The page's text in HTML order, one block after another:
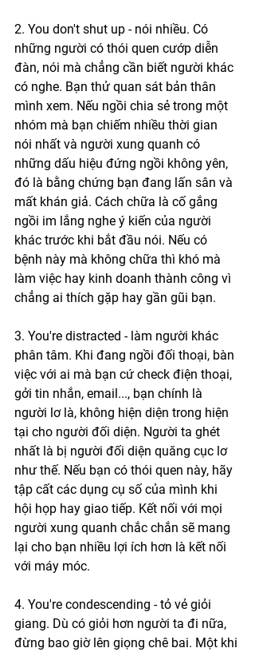
2. You don't shut up - nói nhiều. Có
những người có thói quen cướp diễn
đàn, nói mà chẳng cần biết người khác
có nghe. Bạn thử quan sát bản thân
mình xem. Nếu ngồi chia sẻ trong một
nhóm mà bạn chiếm nhiều thời gian
nói nhất và người xung quanh có
những dấu hiệu đứng ngồi không yên,
đó là bằng chứng bạn đang lấn sân và
mất khán giả. Cách chữa là cố gắng
ngồi im lắng nghe ý kiến của người
khác trước khi bắt đầu nói. Nếu có
bệnh này mà không chữa thì khó mà
làm việc hay kinh doanh thành công vì
chẳng ai thích gặp hay gần gũi bạn.
3. You're distracted - làm người khác
phân tâm. Khi đang ngồi đối thoại, bàn
việc với ai mà bạn cứ check điện thoại,
gởi tin nhắn, email..., bạn chính là
người lơ là, không hiện diện trong hiện
tại cho người đối diện. Người ta ghét
nhất là bị người đối diện quăng cục lơ
như thế. Nếu bạn có thói quen này, hãy
tập cất các dụng cụ số của mình khi
hội họp hay giao tiếp. Kết nối với mọi
người xung quanh chắc chắn sẽ mang
lại cho bạn nhiều lợi ích hơn là kết nối
với máy móc.
4. You're condescending - tỏ vẻ giỏi
giang. Dù có giỏi hơn người ta đi nữa,
đừng bao giờ lên giọng chê bai. Một khi